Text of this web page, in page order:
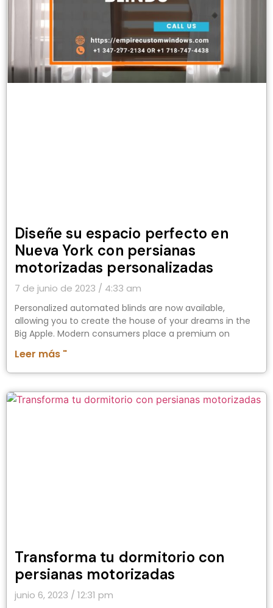
Diseñe su espacio perfecto en
Nueva York con persianas
motorizadas personalizadas
7 de junio de 2023 4:33 am
Personalized automated blinds are now available,
allowing you to create the house of your dreams in the
Big Apple. Modern consumers place a premium on
Leer más "
Transforma tu dormitorio con
persianas motorizadas
junio 6, 2023 12:31 pm